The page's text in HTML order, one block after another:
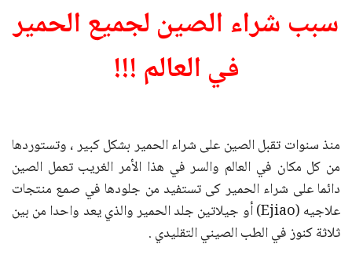
سبب شراء الصين لجميع الحمير
في العالم !!!
منذ سنوات تقبل الصين على شراء الحمير بشكل كبير ، وتستوردها
من كل مكان في العالم والسر في هذا الأمر الغريب تعمل الصين
دائما على شراء الحمير كى تستفيد من جلودها في صمع منتجات
علاجيه (Ejiao) أو جيلاتين جلد الحمير والذي يعد واحدا من بين
ثلاثة كنوز في الطب الصيني التقليدي .